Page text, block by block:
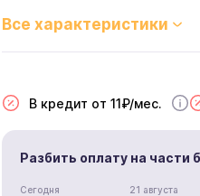
В кредит от 11₽/мес.
Разбить оплату на части
Сегодня 21 августа